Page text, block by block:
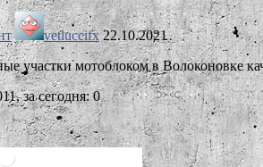
vetluccifx 22.10.2021
участки мотоблоком в Волоконовке
за сегодня: 0